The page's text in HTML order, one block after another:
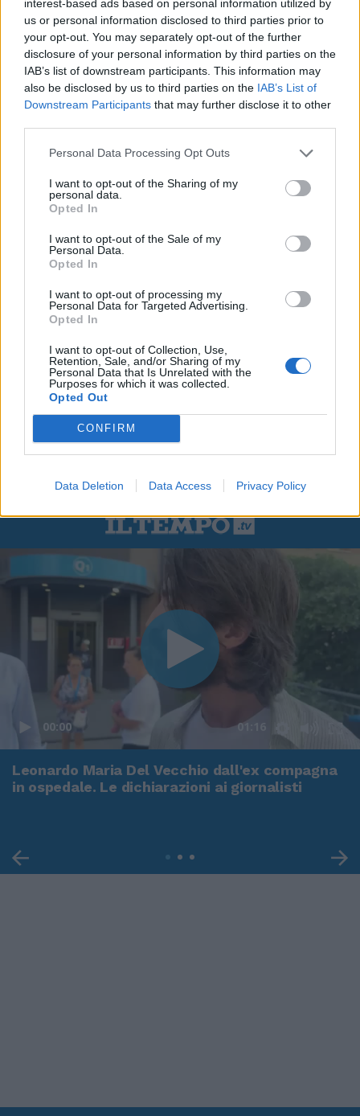
interest-based ads based on personal information utilized by
us or personal information disclosed to third parties prior to
your opt-out. You may separately opt-out of the further
disclosure of your personal information by third parties on the
IAB’s list of downstream participants. This information may
also be disclosed by us to third parties on the IAB’s List of
Downstream Participants that may further disclose it to other
Personal Data Processing Opt Outs
I want to opt-out of the Sharing of my
personal data.
Opted In
I want to opt-out of the Sale of my
Personal Data.
Opted In
I want to opt-out of processing my
Personal Data for Targeted Advertising.
Opted In
I want to opt-out of Collection, Use,
Retention, Sale, and/or Sharing of my
Personal Data that Is Unrelated with the
Purposes for which it was collected.
Opted Out
CONFIRM
Data Deletion Data Access Privacy Policy
00:00 01:16
Leonardo Maria Del Vecchio dall'ex compagna
in ospedale. Le dichiarazioni ai giornalisti